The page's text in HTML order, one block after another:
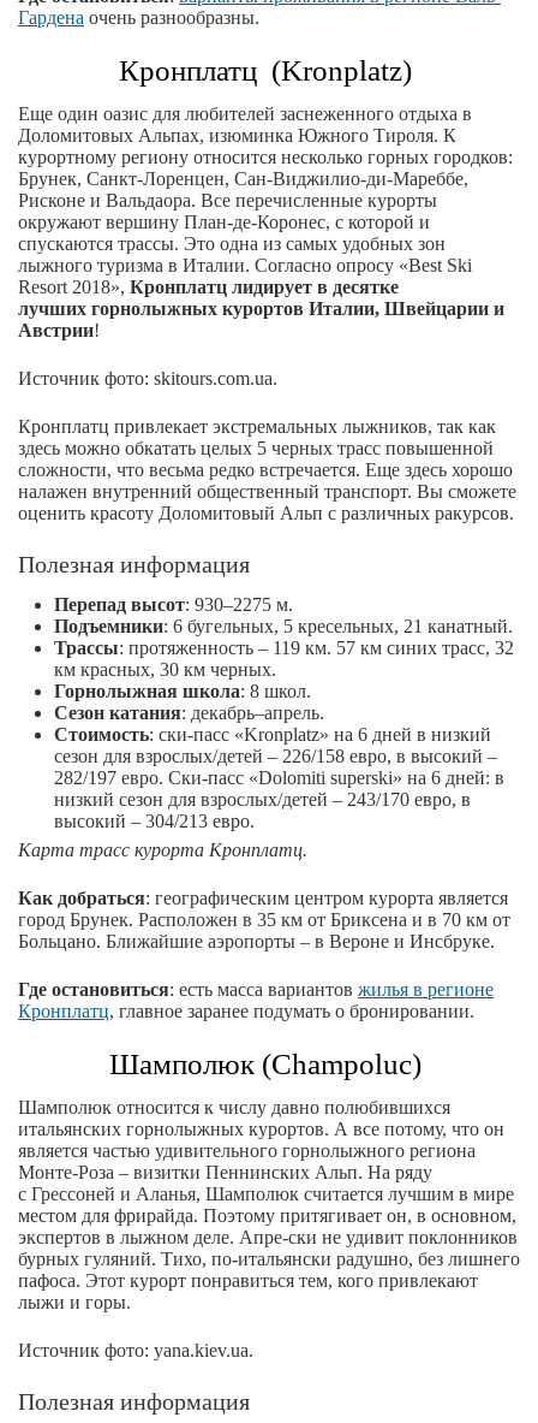
Гардена очень разнообразны.
Кронплатц (Kronplatz)
Еще один оазис для любителей заснеженного отдыха в
Доломитовых Альпах, изюминка Южного Тироля. К
курортному региону относится несколько горных городков:
Брунек, Санкт-Лоренцен, Сан-Виджилио-ди-Мареббе,
Рисконе и Вальдаора. Все перечисленные курорты
окружают вершину План-де-Коронес, с которой и
спускаются трассы. Это одна из самых удобных зон
лыжного туризма в Италии. Согласно опросу «Best Ski
Resort 2018», Кронплатц лидирует в десятке
лучших горнолыжных курортов Италии, Швейцарии и
Австрии!
Источник фото: skitours.com.ua.
Кронплатц привлекает экстремальных лыжников, так как
здесь можно обкатать целых 5 черных трасс повышенной
сложности, что весьма редко встречается. Еще здесь хорошо
налажен внутренний общественный транспорт. Вы сможете
оценить красоту Доломитовый Альп с различных ракурсов.
Полезная информация
Перепад высот: 930–2275 м.
Подъемники: 6 бугельных, 5 кресельных, 21 канатный.
Трассы: протяженность – 119 км. 57 км синих трасс, 32
км красных, 30 км черных.
Горнолыжная школа: 8 школ.
Сезон катания: декабрь–апрель.
Стоимость: ски-пасс «Kronplatz» на 6 дней в низкий
сезон для взрослых/детей – 226/158 евро, в высокий –
282/197 евро. Ски-пасс «Dolomiti superski» на 6 дней: в
низкий сезон для взрослых/детей – 243/170 евро, в
высокий – 304/213 евро.
Карта трасс курорта Кронплатц.
Как добраться: географическим центром курорта является
город Брунек. Расположен в 35 км от Бриксена и в 70 км от
Больцано. Ближайшие аэропорты – в Вероне и Инсбруке.
Где остановиться: есть масса вариантов жилья в регионе
Кронплатц, главное заранее подумать о бронировании.
Шамполюк (Champoluc)
Шамполюк относится к числу давно полюбившихся
итальянских горнолыжных курортов. А все потому, что он
является частью удивительного горнолыжного региона
Монте-Роза – визитки Пеннинских Альп. На ряду
с Грессоней и Аланья, Шамполюк считается лучшим в мире
местом для фрирайда. Поэтому притягивает он, в основном,
экспертов в лыжном деле. Апре-ски не удивит поклонников
бурных гуляний. Тихо, по-итальянски радушно, без лишнего
пафоса. Этот курорт понравиться тем, кого привлекают
лыжи и горы.
Источник фото: yana.kiev.ua.
Полезная информация